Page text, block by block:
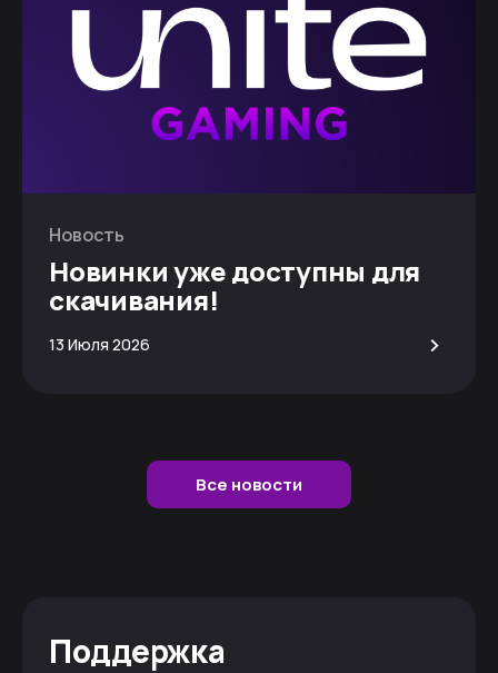
Новость
Новинки уже доступны для
скачивания!
13 Июля 2026 >
Все новости
Поддержка